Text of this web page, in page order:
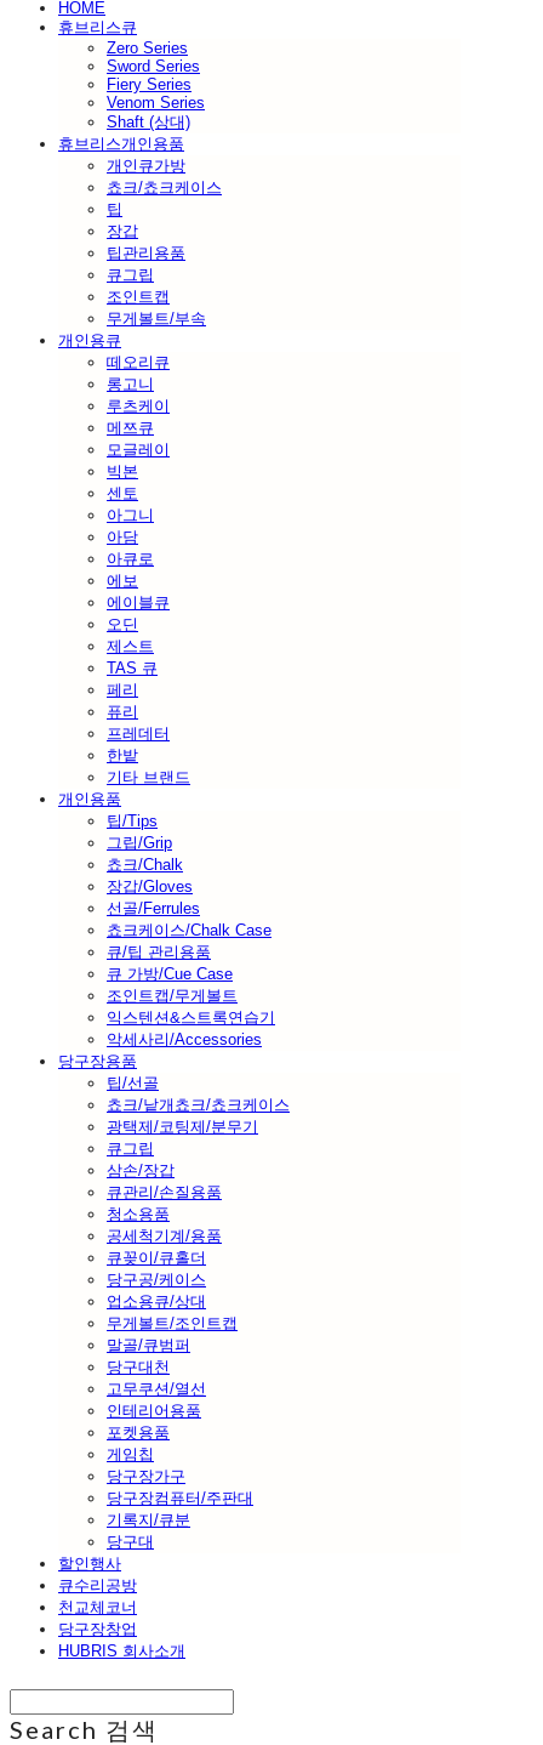
HOME
휴브리스큐
Zero Series
Sword Series
Fiery Series
Venom Series
Shaft (상대)
휴브리스개인용품
개인큐가방
쵸크/쵸크케이스
팁
장갑
팁관리용품
큐그립
조인트캡
무게볼트/부속
개인용큐
떼오리큐
롱고니
루츠케이
메쯔큐
모글레이
빅본
센토
아그니
아담
아큐로
에보
에이블큐
오딘
제스트
TAS 큐
페리
퓨리
프레데터
한밭
기타 브랜드
개인용품
팁/Tips
그립/Grip
쵸크/Chalk
장갑/Gloves
선골/Ferrules
쵸크케이스/Chalk Case
큐/팁 관리용품
큐 가방/Cue Case
조인트캡/무게볼트
익스텐션&스트록연습기
악세사리/Accessories
당구장용품
팁/선골
쵸크/낱개쵸크/쵸크케이스
광택제/코팅제/분무기
큐그립
삼손/장갑
큐관리/손질용품
청소용품
공세척기계/용품
큐꽂이/큐홀더
당구공/케이스
업소용큐/상대
무게볼트/조인트캡
말골/큐범퍼
당구대천
고무쿠션/열선
인테리어용품
포켓용품
게임칩
당구장가구
당구장컴퓨터/주판대
기록지/큐분
당구대
할인행사
큐수리공방
천교체코너
당구장창업
HUBRIS 회사소개
Search 검색